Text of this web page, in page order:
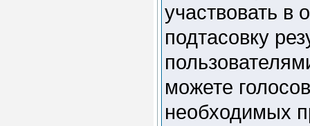
участвовать в
подтасовку
можете
необходимых